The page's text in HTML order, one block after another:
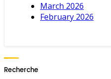
March 2026
February 2026
Recherche